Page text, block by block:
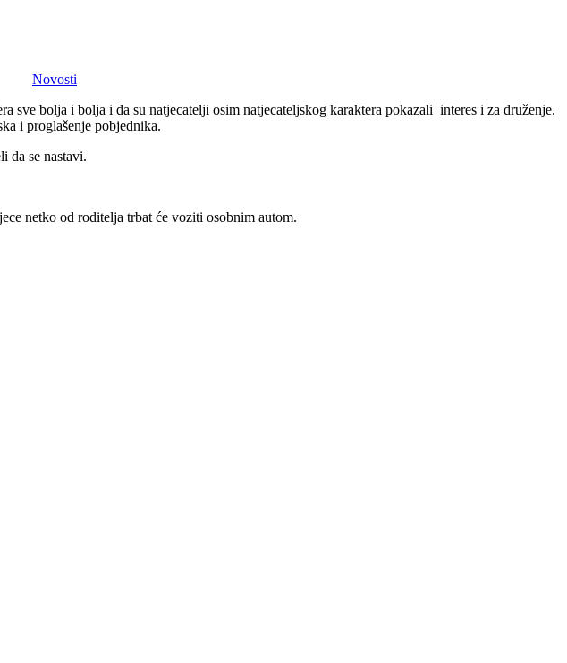
Novosti
sve bolja i bolja i da su natjecatelji osim natjecateljskog karaktera pokazali interes i za druženje.
i proglašenje pobjednika.
da se nastavi.
netko od roditelja trbat će voziti osobnim autom.